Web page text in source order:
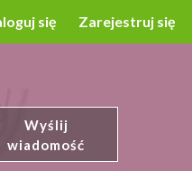
się Zarejestruj się
Wyślij
wiadomość